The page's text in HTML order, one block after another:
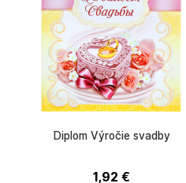
Diplom Výročie svadby
1,92 €